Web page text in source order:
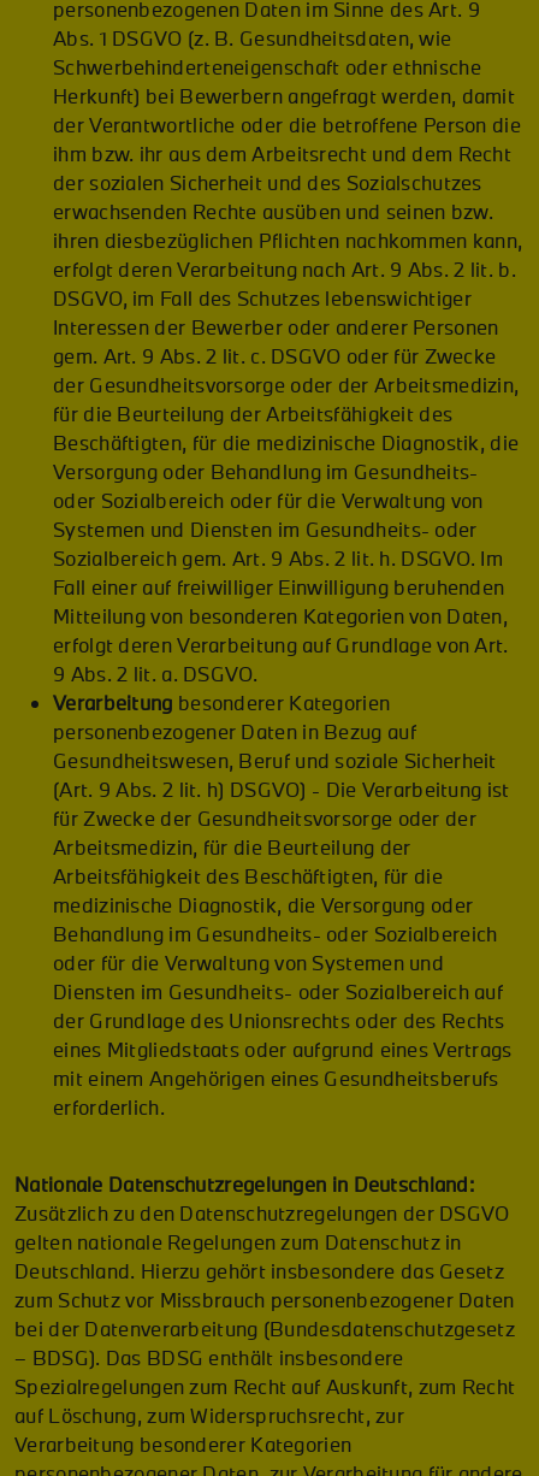
personenbezogenen Daten im Sinne des Art. 9
Abs. 1 DSGVO (z. B. Gesundheitsdaten, wie
Schwerbehinderteneigenschaft oder ethnische
Herkunft) bei Bewerbern angefragt werden, damit
der Verantwortliche oder die betroffene Person die
ihm bzw. ihr aus dem Arbeitsrecht und dem Recht
der sozialen Sicherheit und des Sozialschutzes
erwachsenden Rechte ausüben und seinen bzw.
ihren diesbezüglichen Pflichten nachkommen kann,
erfolgt deren Verarbeitung nach Art. 9 Abs. 2 lit. b.
DSGVO, im Fall des Schutzes lebenswichtiger
Interessen der Bewerber oder anderer Personen
gem. Art. 9 Abs. 2 lit. c. DSGVO oder für Zwecke
der Gesundheitsvorsorge oder der Arbeitsmedizin,
für die Beurteilung der Arbeitsfähigkeit des
Beschäftigten, für die medizinische Diagnostik, die
Versorgung oder Behandlung im Gesundheits-
oder Sozialbereich oder für die Verwaltung von
Systemen und Diensten im Gesundheits- oder
Sozialbereich gem. Art. 9 Abs. 2 lit. h. DSGVO. Im
Fall einer auf freiwilliger Einwilligung beruhenden
Mitteilung von besonderen Kategorien von Daten,
erfolgt deren Verarbeitung auf Grundlage von Art.
9 Abs. 2 lit. a. DSGVO.
Verarbeitung besonderer Kategorien
personenbezogener Daten in Bezug auf
Gesundheitswesen, Beruf und soziale Sicherheit
(Art. 9 Abs. 2 lit. h) DSGVO) - Die Verarbeitung ist
für Zwecke der Gesundheitsvorsorge oder der
Arbeitsmedizin, für die Beurteilung der
Arbeitsfähigkeit des Beschäftigten, für die
medizinische Diagnostik, die Versorgung oder
Behandlung im Gesundheits- oder Sozialbereich
oder für die Verwaltung von Systemen und
Diensten im Gesundheits- oder Sozialbereich auf
der Grundlage des Unionsrechts oder des Rechts
eines Mitgliedstaats oder aufgrund eines Vertrags
mit einem Angehörigen eines Gesundheitsberufs
erforderlich.
Nationale Datenschutzregelungen in Deutschland:
Zusätzlich zu den Datenschutzregelungen der DSGVO
gelten nationale Regelungen zum Datenschutz in
Deutschland. Hierzu gehört insbesondere das Gesetz
zum Schutz vor Missbrauch personenbezogener Daten
bei der Datenverarbeitung (Bundesdatenschutzgesetz
– BDSG). Das BDSG enthält insbesondere
Spezialregelungen zum Recht auf Auskunft, zum Recht
auf Löschung, zum Widerspruchsrecht, zur
Verarbeitung besonderer Kategorien